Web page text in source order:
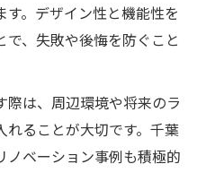
。デザイン性と機能性を
、失敗や後悔を防ぐこと
は、周辺環境や将来のラ
ることが大切です。千葉
ノベーション事例も積極的